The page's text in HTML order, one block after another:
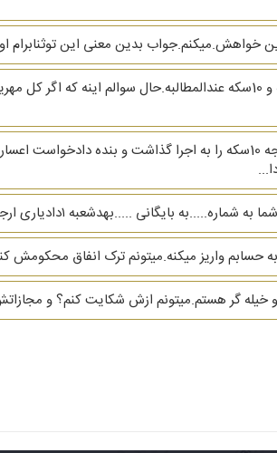
بدین معنی این توثنابرام
سلام.مهریه خانم بنده 80سکه عندالاستطاعه و 10سکه
.....بهدشعبه ۱دادیاری ارجاع شد منظورش چیه
و خیله گر هستم.میتونم ازش شکایت کنم؟ و